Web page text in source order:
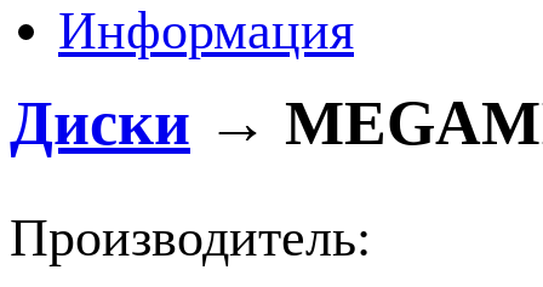
Информация
Диски →
Производитель: